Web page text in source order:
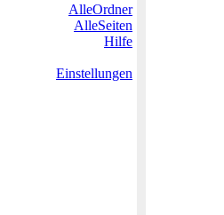
AlleOrdner
AlleSeiten
Hilfe
Einstellungen